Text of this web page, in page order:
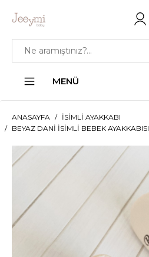
MENÜ
ANASAYFA
İSIMLI AYAKKABI
BEYAZ DANI İSIMLI BEBEK AYAKKABISI